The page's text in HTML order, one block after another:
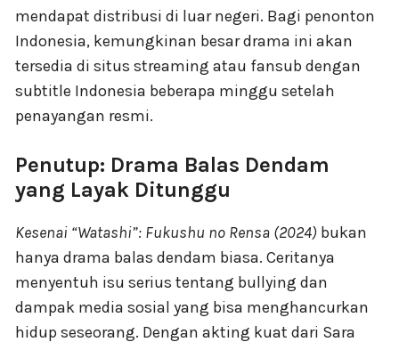
mendapat distribusi di luar negeri. Bagi penonton
Indonesia, kemungkinan besar drama ini akan
tersedia di situs streaming atau fansub dengan
subtitle Indonesia beberapa minggu setelah
penayangan resmi.
Penutup: Drama Balas Dendam
yang Layak Ditunggu
Kesenai “Watashi”: Fukushu no Rensa (2024) bukan
hanya drama balas dendam biasa. Ceritanya
menyentuh isu serius tentang bullying dan
dampak media sosial yang bisa menghancurkan
hidup seseorang. Dengan akting kuat dari Sara